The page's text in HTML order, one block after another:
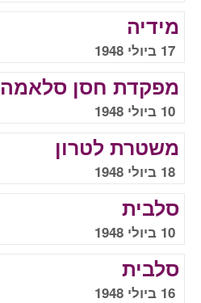
מידיה
17 ביולי 1948
מפקדת חסן סלאמה
10 ביולי 1948
משטרת לטרון
18 ביולי 1948
סלבית
10 ביולי 1948
סלבית
16 ביולי 1948